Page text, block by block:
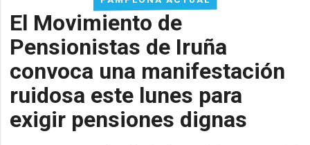
El Movimiento de
Pensionistas de Iruña
convoca una manifestación
ruidosa este lunes para
exigir pensiones dignas